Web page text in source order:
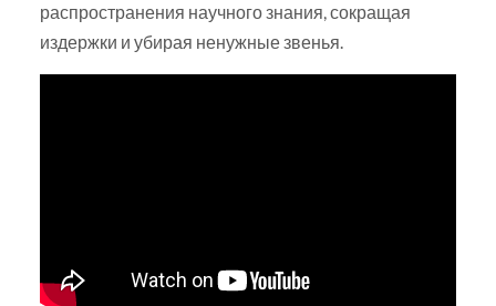
распространения научного знания, сокращая
издержки и убирая ненужные звенья.